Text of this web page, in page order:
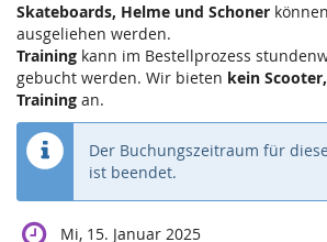
Skateboards, Helme und Schoner
ausgeliehen werden.
Training kann im Bestellprozess
gebucht werden. Wir bieten kein
Training an.
Der Buchungszeitraum für
ist beendet.
Mi, 15. Januar 2025